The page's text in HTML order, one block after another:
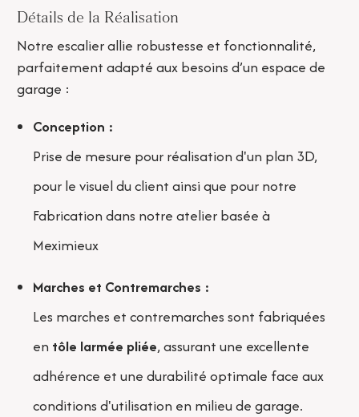
Détails de la Réalisation
Notre escalier allie robustesse et fonctionnalité,
parfaitement adapté aux besoins d’un espace de
garage :
Conception :
Prise de mesure pour réalisation d'un plan 3D,
pour le visuel du client ainsi que pour notre
Fabrication dans notre atelier basée à
Meximieux
Marches et Contremarches :
Les marches et contremarches sont fabriquées
en tôle larmée pliée, assurant une excellente
adhérence et une durabilité optimale face aux
conditions d'utilisation en milieu de garage.